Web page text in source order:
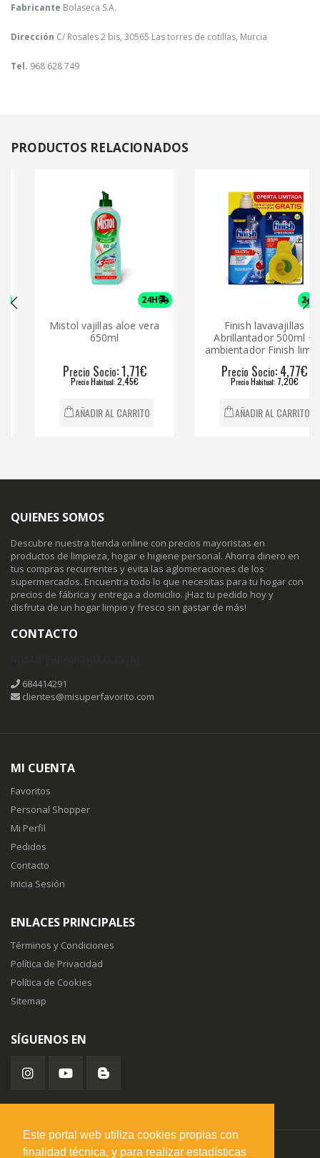
Este portal web utiliza cookies propias con
finalidad técnica, y para realizar estadísticas
Fabricante Bolaseca S.A.
Dirección C/ Rosales 2 bis, 30565 Las torres de cotillas, Murcia
Tel. 968 628 749
PRODUCTOS RELACIONADOS
24H
Mistol vajillas aloe vera
650ml
recioSocio: 1,71€
recioHabitual: 2,45€
AÑADIR AL CARRITO
24H
Finish lavavajillas
Abrillantador 500ml +
ambientador Finish limón
recioSocio: 4,77€
recioHabitual: 7,20€
AÑADIR AL CARRITO
QUIENES SOMOS
Descubre nuestra tienda online con precios mayoristas en
productos de limpieza, hogar e higiene personal. Ahorra dinero en
tus compras recurrentes y evita las aglomeraciones de los
supermercados. Encuentra todo lo que necesitas para tu hogar con
precios de fábrica y entrega a domicilio. ¡Haz tu pedido hoy y
disfruta de un hogar limpio y fresco sin gastar de más!
CONTACTO
684414291
clientes@misuperfavorito.com
MI CUENTA
Favoritos
Personal Shopper
Mi Perfil
Pedidos
Contacto
Inicia Sesión
ENLACES PRINCIPALES
Términos y Condiciones
Política de Privacidad
Política de Cookies
Sitemap
SÍGUENOS EN
misuperfavorito.com.